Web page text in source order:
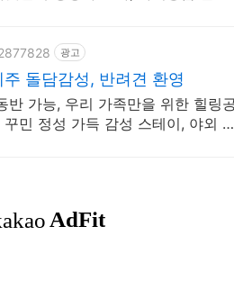
광고
돌담감성, 반려견 환영
위한 힐링공
민 정성 가득 감성 스테이, 야외 바